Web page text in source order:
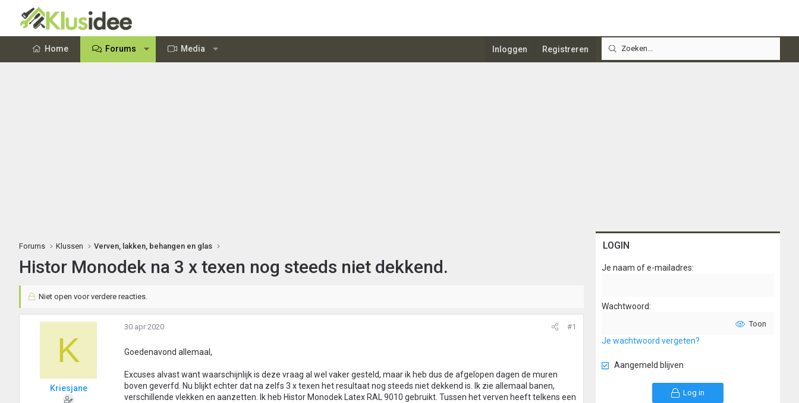
Home Forums Media Inloggen Registreren
Forums Klussen Verven, lakken, behangen en glas
Histor Monodek na 3 x texen nog steeds niet dekkend.
Niet open voor verdere reacties.
K
Kriesjane
30 apr 2020 #1
Goedenavond allemaal,
Excuses alvast want waarschijnlijk is deze vraag al wel vaker gesteld, maar ik heb dus de afgelopen dagen de muren
boven geverfd. Nu blijkt echter dat na zelfs 3 x texen het resultaat nog steeds niet dekkend is. Ik zie allemaal banen,
verschillende vlekken en aanzetten. Ik heb Histor Monodek Latex RAL 9010 gebruikt. Tussen het verven heeft telkens een
LOGIN
Je naam of e-mailadres
Wachtwoord
Toon
Je wachtwoord vergeten?
Aangemeld blijven
Log in